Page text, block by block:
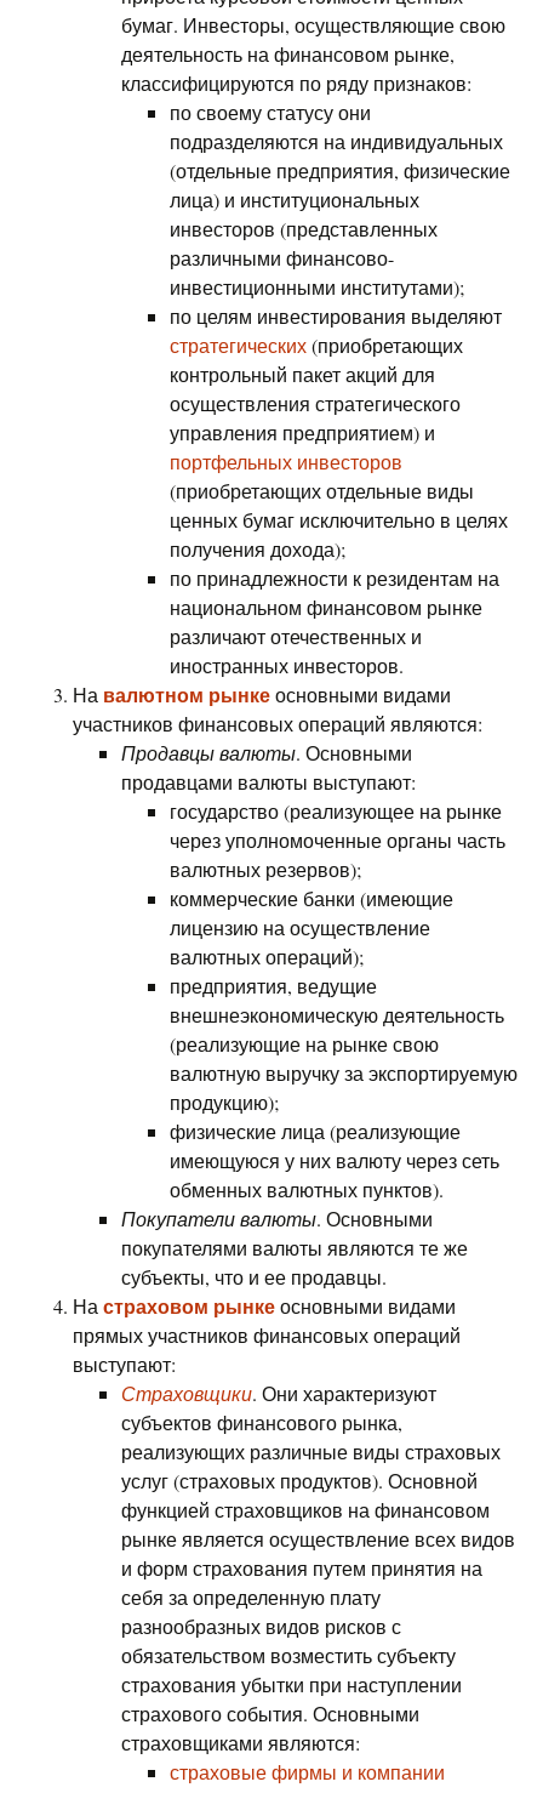
бумаг. Инвесторы, осуществляющие свою
деятельность на финансовом рынке,
классифицируются по ряду признаков:
по своему статусу они
подразделяются на индивидуальных
(отдельные предприятия, физические
лица) и институциональных
инвесторов (представленных
различными финансово-
инвестиционными институтами);
по целям инвестирования выделяют
стратегических(приобретающих
контрольный пакет акций для
осуществления стратегического
управления предприятием) и
портфельных инвесторов
(приобретающих отдельные виды
ценных бумаг исключительно в целях
получения дохода);
по принадлежности к резидентам на
национальном финансовом рынке
различают отечественных и
иностранных инвесторов.
На валютном рынкеосновными видами
участников финансовых операций являются:
Продавцы валюты. Основными
продавцами валюты выступают:
государство (реализующее на рынке
через уполномоченные органы часть
валютных резервов);
коммерческие банки (имеющие
лицензию на осуществление
валютных операций);
предприятия, ведущие
внешнеэкономическую деятельность
(реализующие на рынке свою
валютную выручку за экспортируемую
продукцию);
физические лица (реализующие
имеющуюся у них валюту через сеть
обменных валютных пунктов).
Покупатели валюты. Основными
покупателями валюты являются те же
субъекты, что и ее продавцы.
На страховом рынкеосновными видами
прямых участников финансовых операций
выступают:
Страховщики. Они характеризуют
субъектов финансового рынка,
реализующих различные виды страховых
услуг (страховых продуктов). Основной
функцией страховщиков на финансовом
рынке является осуществление всех видов
и форм страхования путем принятия на
себя за определенную плату
разнообразных видов рисков с
обязательством возместить субъекту
страхования убытки при наступлении
страхового события. Основными
страховщиками являются:
страховые фирмы и компании